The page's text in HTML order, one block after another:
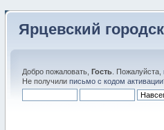
Ярцевский
Добро пожаловать, Гость. Пожалуйста,
Не получили письмо с кодом активации